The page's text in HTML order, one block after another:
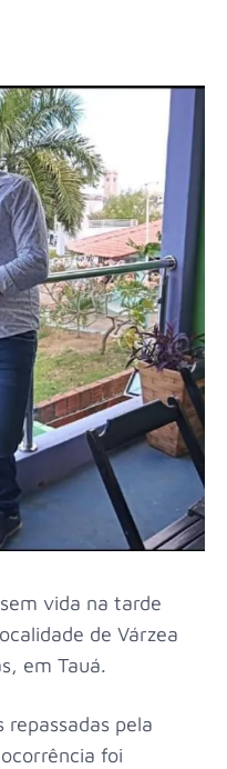
vida na tarde
de Várzea
em Tauá.
pela
foi